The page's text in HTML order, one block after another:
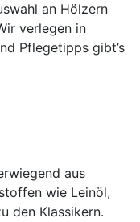
an Hölzern
verlegen in
Pflegetipps gibt’s
aus
wie Leinöl,
den Klassikern.